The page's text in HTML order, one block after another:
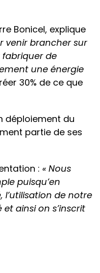
Bonicel, explique
venir brancher sur
de
une énergie
30% de ce que
déploiement du
partie de ses
: « Nous
puisqu’en
de notre
ainsi on s’inscrit